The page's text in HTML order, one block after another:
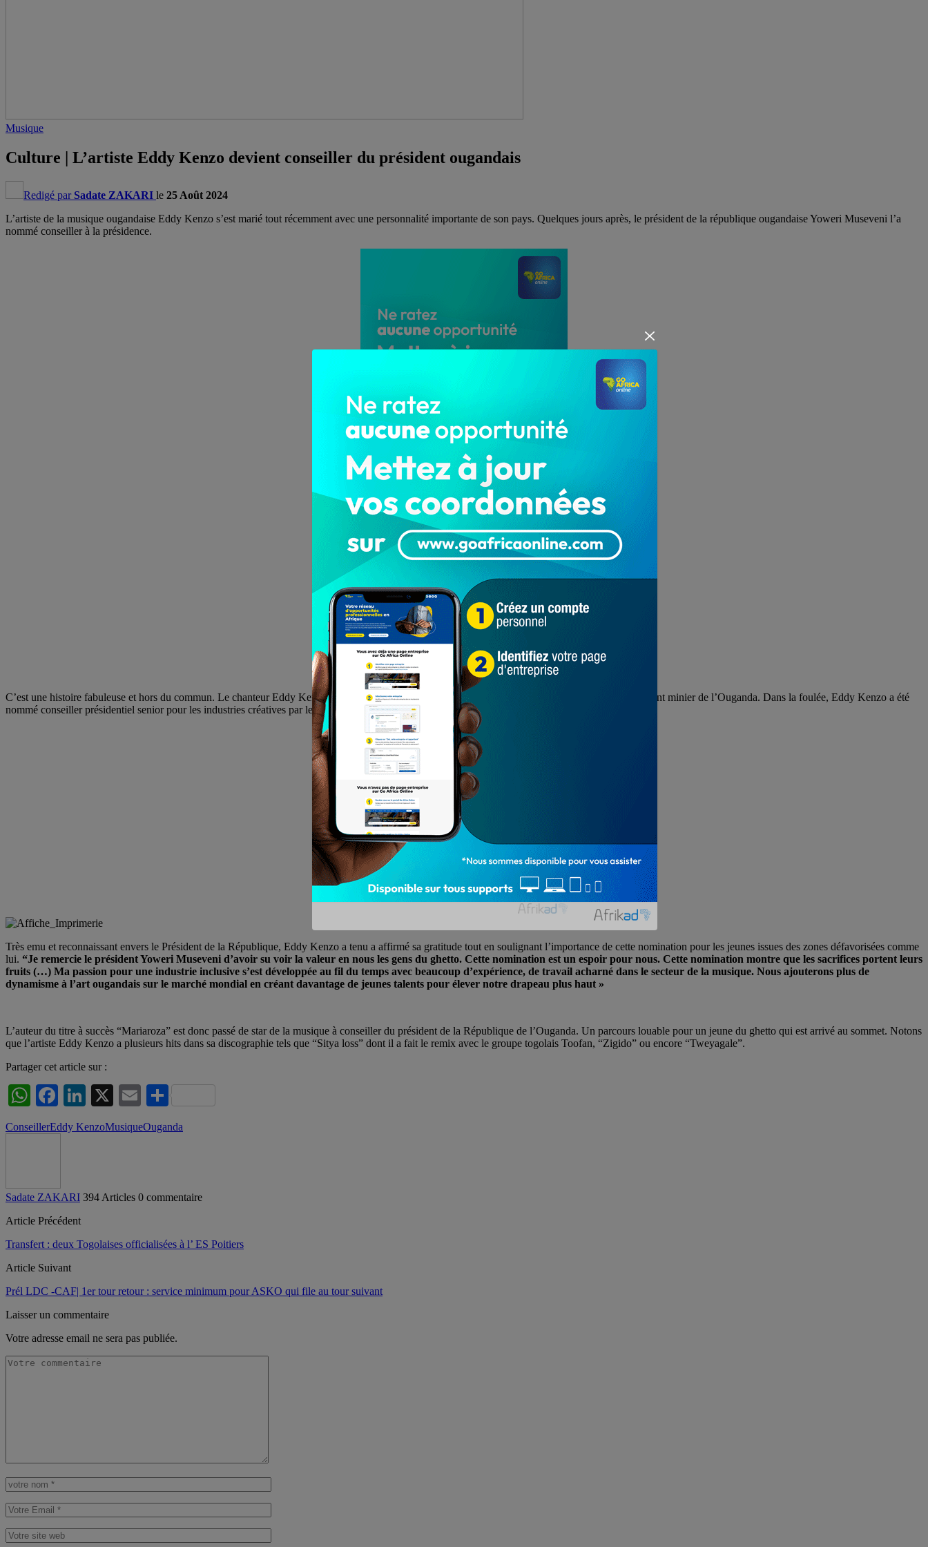
Musique
Culture | L’artiste Eddy Kenzo devient conseiller du président ougandais
Redigé par Sadate ZAKARI le 25 Août 2024
L’artiste de la musique ougandaise Eddy Kenzo s’est marié tout récemment avec une personnalité importante de son pays. Quelques jours après, le président de la république ougandaise Yoweri Museveni l’a
nommé conseiller à la présidence.
C’est une histoire fabuleuse et hors du commun. Le chanteur Eddy Kenzo a épousé Phiona Nyamutoro, Ministre d’Etat à l’énergie et au développement minier de l’Ouganda. Dans la foulée, Eddy Kenzo a été
nommé conseiller présidentiel senior pour les industries créatives par le président Yoweri Museveni.
Très emu et reconnaissant envers le Président de la République, Eddy Kenzo a tenu a affirmé sa gratitude tout en soulignant l’importance de cette nomination pour les jeunes issues des zones défavorisées comme
lui. “Je remercie le président Yoweri Museveni d’avoir su voir la valeur en nous les gens du ghetto. Cette nomination est un espoir pour nous. Cette nomination montre que les sacrifices portent leurs
fruits (…) Ma passion pour une industrie inclusive s’est développée au fil du temps avec beaucoup d’expérience, de travail acharné dans le secteur de la musique. Nous ajouterons plus de
dynamisme à l’art ougandais sur le marché mondial en créant davantage de jeunes talents pour élever notre drapeau plus haut »
L’auteur du titre à succès “Mariaroza” est donc passé de star de la musique à conseiller du président de la République de l’Ouganda. Un parcours louable pour un jeune du ghetto qui est arrivé au sommet. Notons
que l’artiste Eddy Kenzo a plusieurs hits dans sa discographie tels que “Sitya loss” dont il a fait le remix avec le groupe togolais Toofan, “Zigido” ou encore “Tweyagale”.
Partager cet article sur :
WhatsApp
Facebook
LinkedIn
X EmailPartager
ConseillerEddy KenzoMusiqueOuganda
Sadate ZAKARI 394 Articles 0 commentaire
Article Précédent
Transfert : deux Togolaises officialisées à l’ ES Poitiers
Article Suivant
Prél LDC -CAF| 1er tour retour : service minimum pour ASKO qui file au tour suivant
Laisser un commentaire
Votre adresse email ne sera pas publiée.